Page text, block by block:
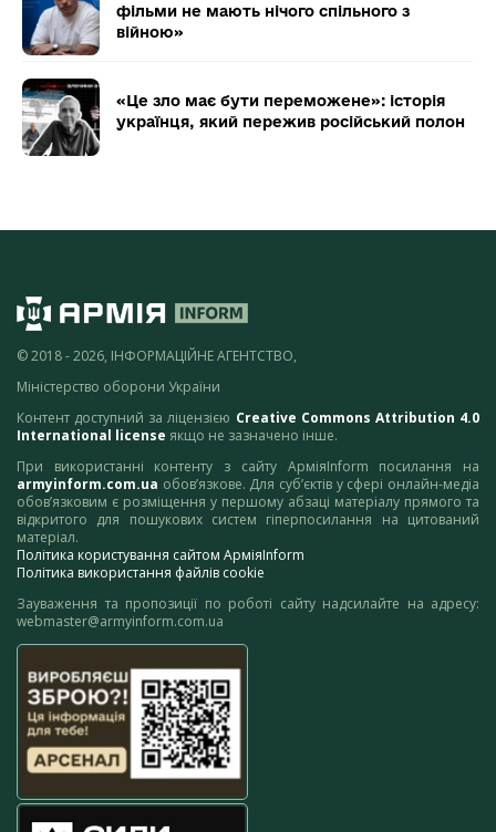
фільми не мають нічого спільного з
війною»
«Це зло має бути переможене»: історія
українця, який пережив російський полон
© 2018 - 2026, ІНФОРМАЦІЙНЕ АГЕНТСТВО,
Міністерство оборони України
Контент доступний за ліцензією Creative Commons Attribution 4.0
International license якщо не зазначено інше.
При використанні контенту з сайту АрміяInform посилання на
armyinform.com.ua обов’язкове. Для суб’єктів у сфері онлайн-медіа
обов’язковим є розміщення у першому абзаці матеріалу прямого та
відкритого для пошукових систем гіперпосилання на цитований
матеріал.
Політика користування сайтом АрміяInform
Політика використання файлів cookie
Зауваження та пропозиції по роботі сайту надсилайте на адресу:
webmaster@armyinform.com.ua